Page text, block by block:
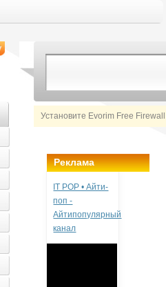
Установите Evorim Free
Реклама
IT POP • Айти-
поп -
Айтипопулярный
канал